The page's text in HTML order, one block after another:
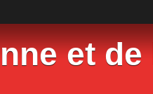
et de